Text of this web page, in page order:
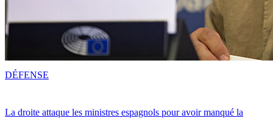
La droite attaque les ministres espagnols pour avoir manqué la
DÉFENSE